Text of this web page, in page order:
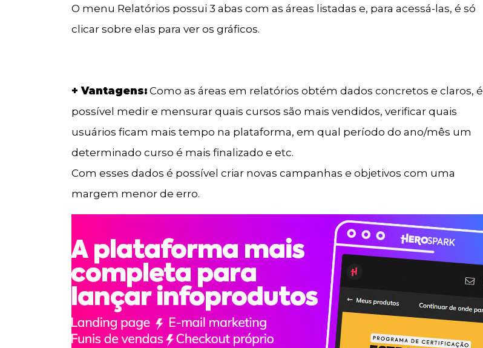
O menu Relatórios possui 3 abas com as áreas listadas e, para acessá-las, é só
clicar sobre elas para ver os gráficos.
+ Vantagens: Como as áreas em relatórios obtém dados concretos e claros, é
possível medir e mensurar quais cursos são mais vendidos, verificar quais
usuários ficam mais tempo na plataforma, em qual período do ano/mês um
determinado curso é mais finalizado e etc.
Com esses dados é possível criar novas campanhas e objetivos com uma
margem menor de erro.